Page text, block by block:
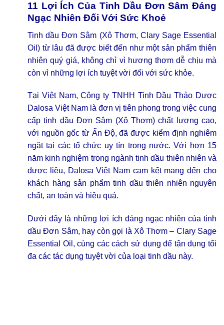
11 Lợi Ích Của Tinh Dầu Đơn Sâm Đáng
Ngạc Nhiên Đối Với Sức Khoẻ
Tinh dầu Đơn Sâm (Xô Thơm, Clary Sage Essential
Oil) từ lâu đã được biết đến như một sản phẩm thiên
nhiên quý giá, không chỉ vì hương thơm dễ chịu mà
còn vì những lợi ích tuyệt vời đối với sức khỏe.
Tại Việt Nam, Công ty TNHH Tinh Dầu Thảo Dược
Dalosa Việt Nam là đơn vị tiên phong trong việc cung
cấp tinh dầu Đơn Sâm (Xô Thơm) chất lượng cao,
với nguồn gốc từ Ấn Độ, đã được kiểm định nghiêm
ngặt tại các tổ chức uy tín trong nước. Với hơn 15
năm kinh nghiệm trong ngành tinh dầu thiên nhiên và
dược liệu, Dalosa Việt Nam cam kết mang đến cho
khách hàng sản phẩm tinh dầu thiên nhiên nguyên
chất, an toàn và hiệu quả.
Dưới đây là những lợi ích đáng ngạc nhiên của tinh
dầu Đơn Sâm, hay còn gọi là Xô Thơm – Clary Sage
Essential Oil, cùng các cách sử dụng để tận dụng tối
đa các tác dụng tuyệt vời của loại tinh dầu này.